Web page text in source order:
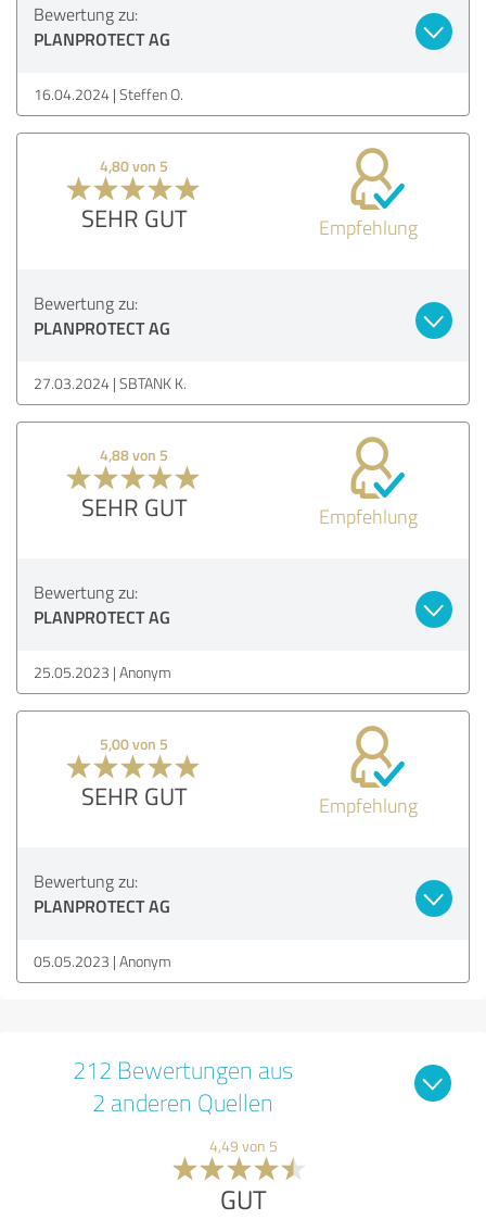
Bewertung zu:
PLANPROTECT AG
16.04.2024 Steffen O.
4,80 von 5
SEHR GUT Empfehlung
Bewertung zu:
PLANPROTECT AG
27.03.2024 SBTANK K.
4,88 von 5
SEHR GUT Empfehlung
Bewertung zu:
PLANPROTECT AG
25.05.2023 Anonym
5,00 von 5
SEHR GUT Empfehlung
Bewertung zu:
PLANPROTECT AG
05.05.2023 Anonym
212 Bewertungen aus
2 anderen Quellen
4,49 von 5
GUT